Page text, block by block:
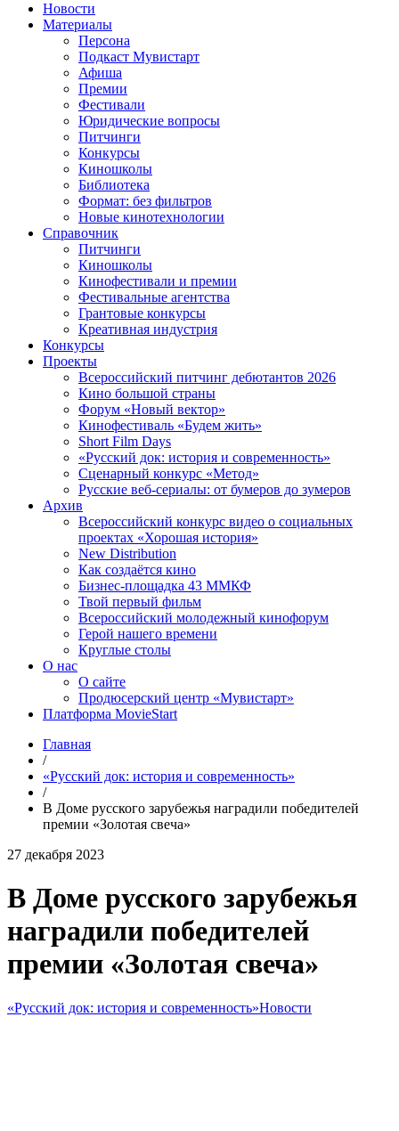
Новости
Материалы
Персона
Подкаст Мувистарт
Афиша
Премии
Фестивали
Юридические вопросы
Питчинги
Конкурсы
Киношколы
Библиотека
Формат: без фильтров
Новые кинотехнологии
Справочник
Питчинги
Киношколы
Кинофестивали и премии
Фестивальные агентства
Грантовые конкурсы
Креативная индустрия
Конкурсы
Проекты
Всероссийский питчинг дебютантов 2026
Кино большой страны
Форум «Новый вектор»
Кинофестиваль «Будем жить»
Short Film Days
«Русский док: история и современность»
Сценарный конкурс «Метод»
Русские веб-сериалы: от бумеров до зумеров
Архив
Всероссийский конкурс видео о социальных
проектах «Хорошая история»
New Distribution
Как создаётся кино
Бизнес-площадка 43 ММКФ
Твой первый фильм
Всероссийский молодежный кинофорум
Герой нашего времени
Круглые столы
О нас
О сайте
Продюсерский центр «Мувистарт»
Платформа MovieStart
Главная
/
«Русский док: история и современность»
/
В Доме русского зарубежья наградили победителей
премии «Золотая свеча»
27 декабря 2023
В Доме русского зарубежья
наградили победителей
премии «Золотая свеча»
«Русский док: история и современность»Новости